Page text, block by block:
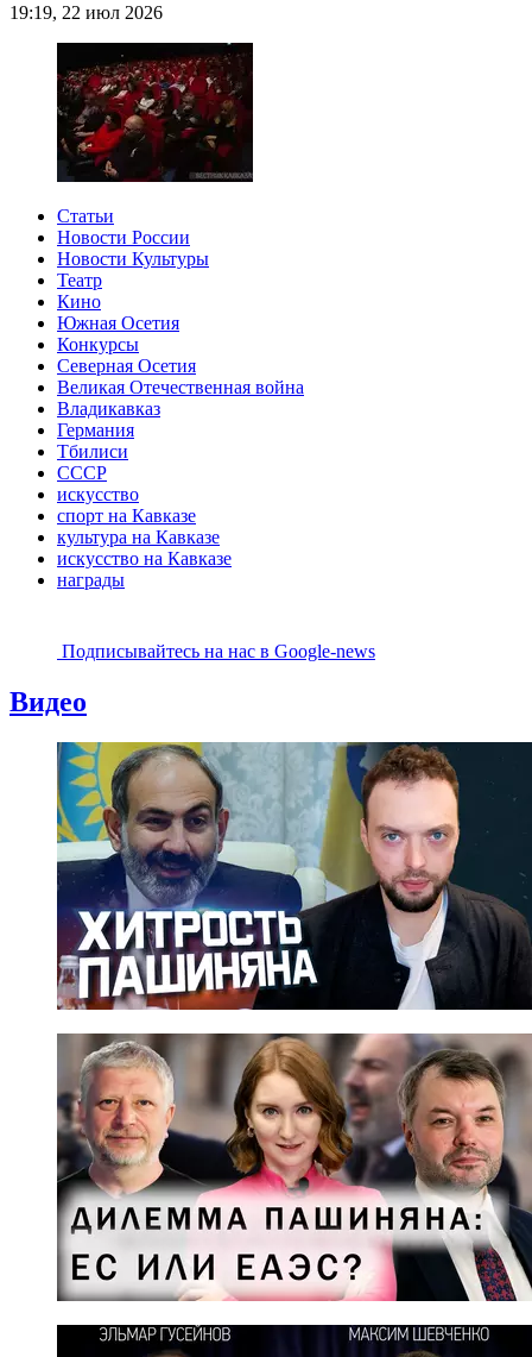
19:19, 22 июл 2026
Статьи
Новости России
Новости Культуры
Театр
Кино
Южная Осетия
Конкурсы
Северная Осетия
Великая Отечественная война
Владикавказ
Германия
Тбилиси
СССР
искусство
спорт на Кавказе
культура на Кавказе
искусство на Кавказе
награды
Подписывайтесь на наc в Google-news
Видео